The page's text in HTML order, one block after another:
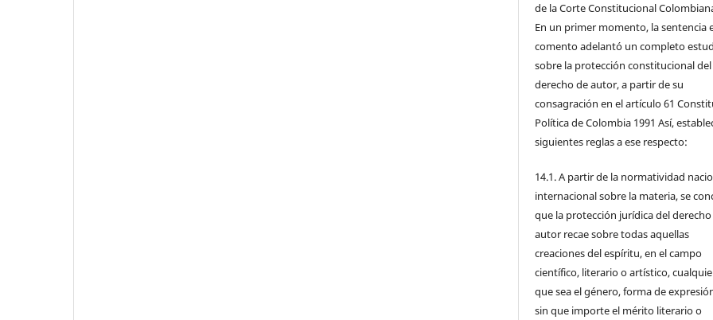
de la Corte Constitucional
En un primer momento, la sentencia
comento adelantó un completo
sobre la protección constitucional del
derecho de autor, a partir de su
consagración en el artículo 61
Política de Colombia 1991 Así,
siguientes reglas a ese respecto:
14.1. A partir de la normatividad
internacional sobre la materia, se
que la protección jurídica del
autor recae sobre todas aquellas
creaciones del espíritu, en el campo
científico, literario o artístico,
que sea el género, forma de
sin que importe el mérito literario o